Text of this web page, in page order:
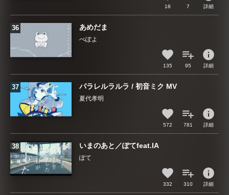
18 7 詳細
あめだま
ぺぽよ
135 95
info
詳細
パラレルラルラ / 初音ミク MV
夏代孝明
572 781
info
詳細
いまのあと／ぽてfeat.IA
ぽて
332 310
info
詳細